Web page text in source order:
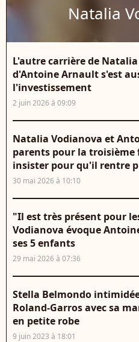
Natalia
L'autre carrière de
d'Antoine Arnault s'est
l'investissement
2 juin 2026 à 09:09
Natalia Vodianova et
parents pour la troisième
insister pour qu'il rentre
30 mai 2026 à 10:10
"Il est très présent pour
Vodianova évoque
ses 5 enfants
29 mai 2026 à 07:36
Stella Belmondo
Roland-Garros avec sa
en petite robe
9 juin 2023 à 18:01